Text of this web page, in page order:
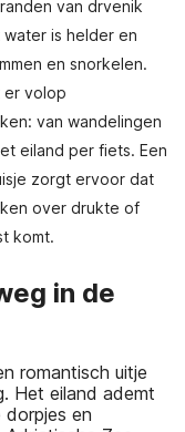
van drvenik
is helder en
en snorkelen.
er volop
van wandelingen
eiland per fiets. Een
zorgt ervoor dat
over drukte of
komt.
in de
romantisch uitje
Het eiland ademt
en